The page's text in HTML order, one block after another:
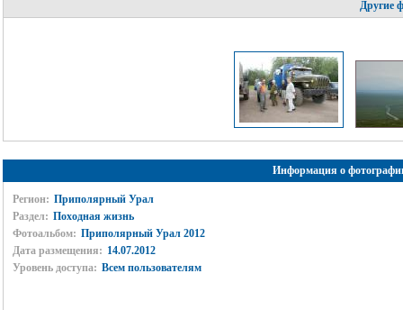
Другие
Информация о
Регион: Приполярный Урал
Раздел: Походная жизнь
Фотоальбом: Приполярный Урал 2012
Дата размещения: 14.07.2012
Уровень доступа: Всем пользователям